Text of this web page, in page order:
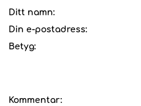
Ditt namn:
Din e-postadress:
Betyg:
Kommentar: